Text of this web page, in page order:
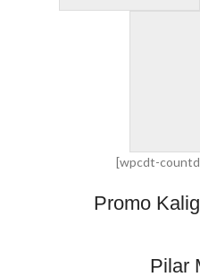
[wpcdt-
Promo
Pilar